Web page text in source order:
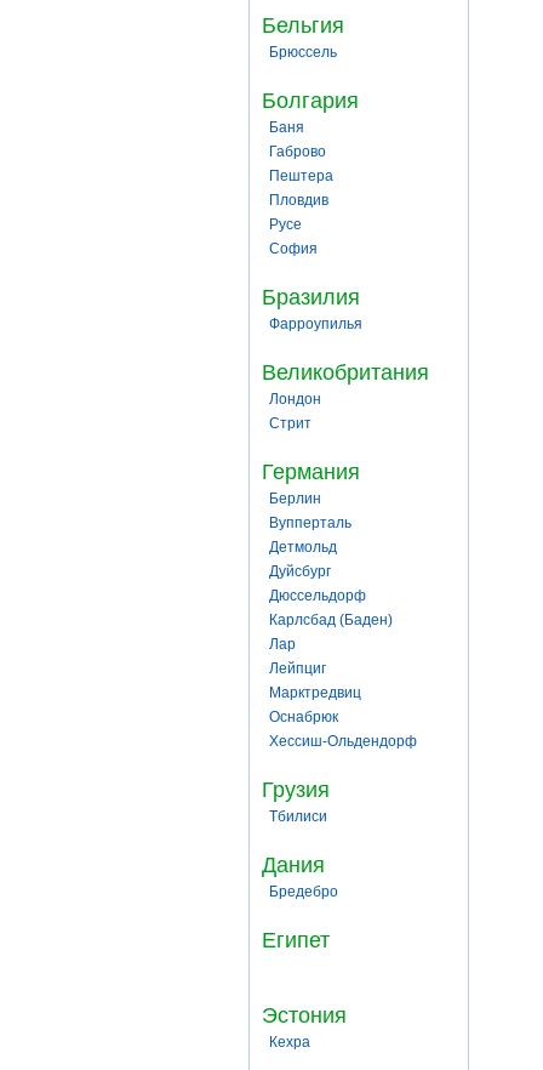
Бельгия
Брюссель
Болгария
Баня
Габрово
Пештера
Пловдив
Русе
София
Бразилия
Фарроупилья
Великобритания
Лондон
Стрит
Германия
Берлин
Вупперталь
Детмольд
Дуйсбург
Дюссельдорф
Карлсбад (Баден)
Лар
Лейпциг
Марктредвиц
Оснабрюк
Хессиш-Ольдендорф
Грузия
Тбилиси
Дания
Бредебро
Египет
Эстония
Кехра